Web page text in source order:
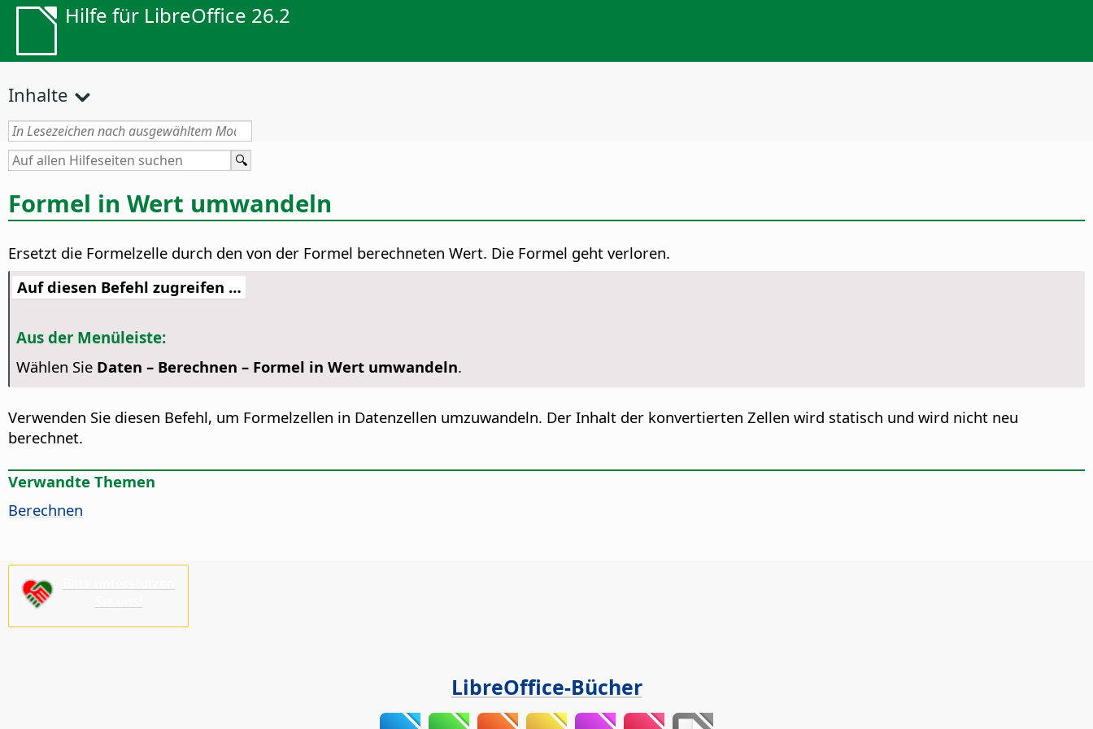
Hilfe für LibreOffice 26.2
Inhalte
Formel in Wert umwandeln
Ersetzt die Formelzelle durch den von der Formel berechneten Wert. Die Formel geht verloren.
Auf diesen Befehl zugreifen …
Aus der Menüleiste:
Wählen Sie Daten – Berechnen – Formel in Wert umwandeln.
Verwenden Sie diesen Befehl, um Formelzellen in Datenzellen umzuwandeln. Der Inhalt der konvertierten Zellen wird statisch und wird nicht neu
berechnet.
Verwandte Themen
Berechnen
LibreOffice-Bücher